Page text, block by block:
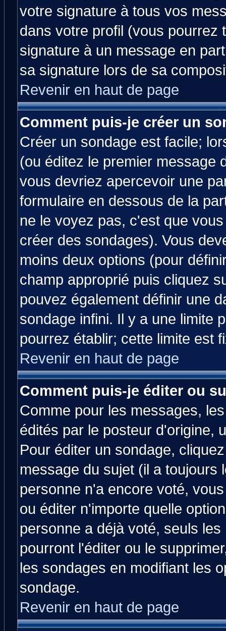
votre signature à tous vos
dans votre profil (vous pourrez
signature à un message en
sa signature lors de sa
Revenir en haut de page
Comment puis-je créer un
Créer un sondage est facile;
(ou éditez le premier message
vous devriez apercevoir une
formulaire en dessous de la
ne le voyez pas, c'est que
créer des sondages). Vous
moins deux options (pour
champ approprié puis cliquez
pouvez également définir une
sondage infini. Il y a une limite
pourrez établir; cette limite est
Revenir en haut de page
Comment puis-je éditer ou
Comme pour les messages,
édités par le posteur d'origine,
Pour éditer un sondage,
message du sujet (il a toujours
personne n'a encore voté,
ou éditer n'importe quelle
personne a déjà voté, seuls
pourront l'éditer ou le
les sondages en modifiant les
sondage.
Revenir en haut de page